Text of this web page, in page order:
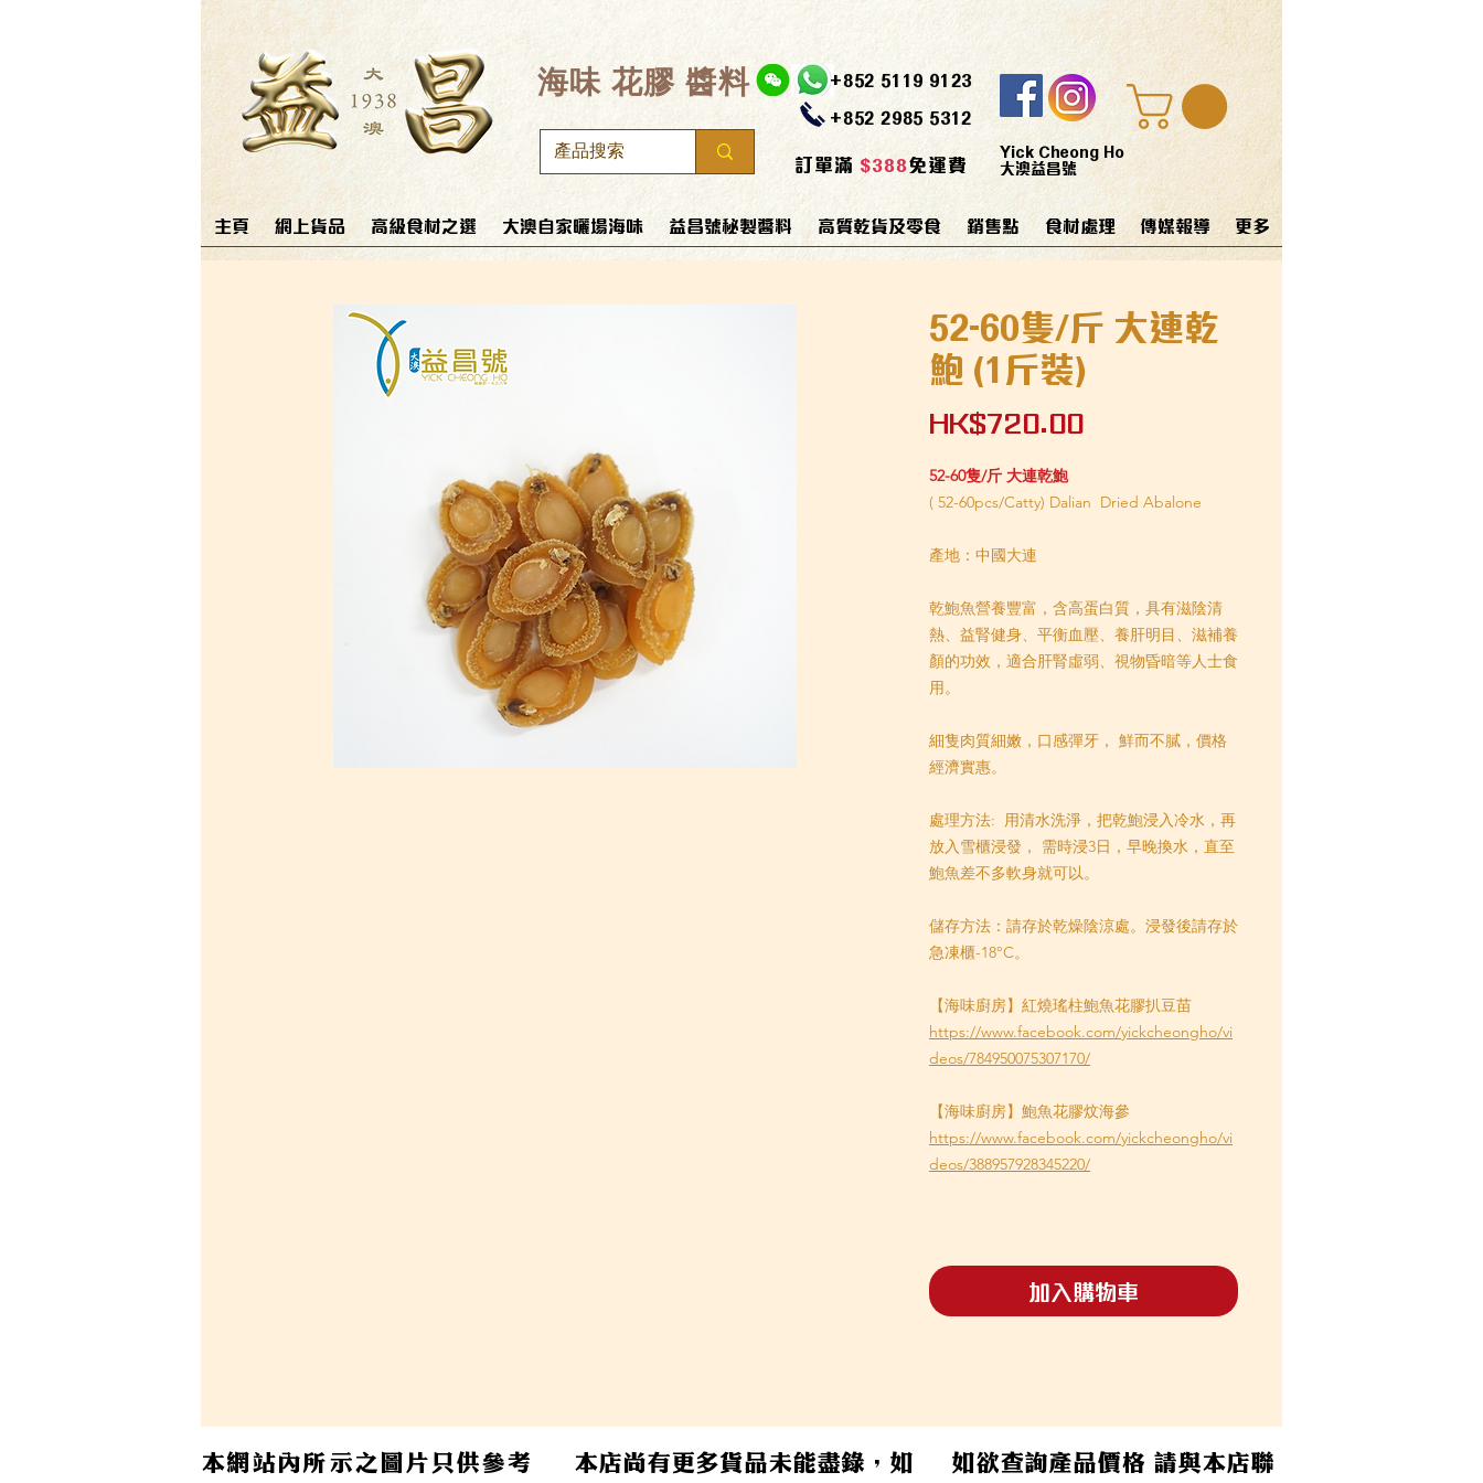
​海味 花膠 醬料
+852 5119 9123
+852 2985 5312
訂單滿 $388免運費
Yick Cheong Ho
大澳益昌號
主頁 網上貨品 高級食材之選 大澳自家曬場海味 益昌號秘製醬料 高質乾貨及零食 銷售點 食材處理 傳媒報導 更多
52-60隻/斤 大連乾
鮑 (1斤裝)
HK$720.00價
52-60隻/斤 大連乾鮑
( 52-60pcs/Catty) Dalian Dried Abalone
產地：中國大連
乾鮑魚營養豐富，含高蛋白質，具有滋陰清
熱、益腎健身、平衡血壓、養肝明目、滋補養
顏的功效，適合肝腎虛弱、視物昏暗等人士食
用。
️細隻肉質細嫩，口感彈牙， 鮮而不膩，價格
經濟實惠。
處理方法: 用清水洗淨，把乾鮑浸入冷水，再
放入雪櫃浸發， 需時浸3日，早晚換水，直至
鮑魚差不多軟身就可以。
儲存方法：請存於乾燥陰涼處。浸發後請存於
急凍櫃-18°C。
【海味廚房】紅燒瑤柱鮑魚花膠扒豆苗
https://www.facebook.com/yickcheongho/vi
deos/784950075307170/
【海味廚房】鮑魚花膠炆海參
https://www.facebook.com/yickcheongho/vi
deos/388957928345220/
加入購物車
本網站內所示之圖片只供參考
本店尚有更多貨品未能盡錄，如
​如欲查詢產品價格 請與本店聯